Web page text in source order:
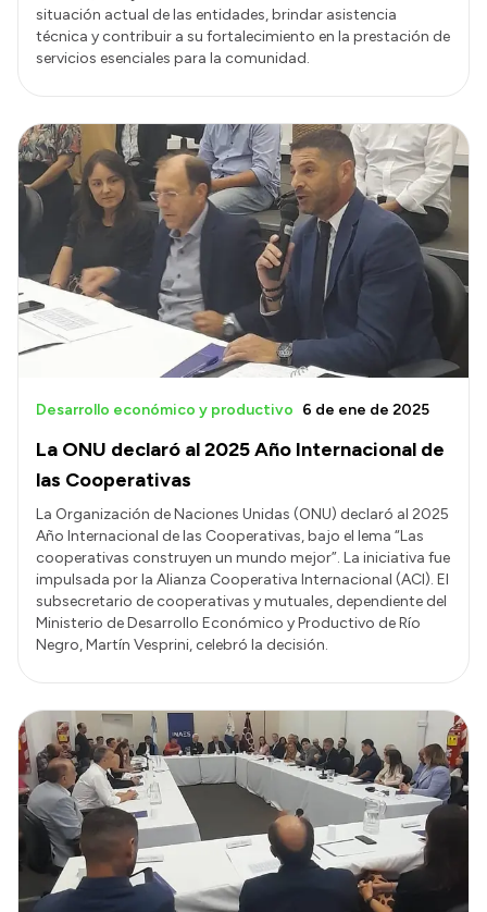
situación actual de las entidades, brindar asistencia
técnica y contribuir a su fortalecimiento en la prestación de
servicios esenciales para la comunidad.
La ONU declaró al 2025 Año Internacional de
las Cooperativas
Desarrollo económico y productivo 6 de ene de 2025
La Organización de Naciones Unidas (ONU) declaró al 2025
Año Internacional de las Cooperativas, bajo el lema “Las
cooperativas construyen un mundo mejor”. La iniciativa fue
impulsada por la Alianza Cooperativa Internacional (ACI). El
subsecretario de cooperativas y mutuales, dependiente del
Ministerio de Desarrollo Económico y Productivo de Río
Negro, Martín Vesprini, celebró la decisión.